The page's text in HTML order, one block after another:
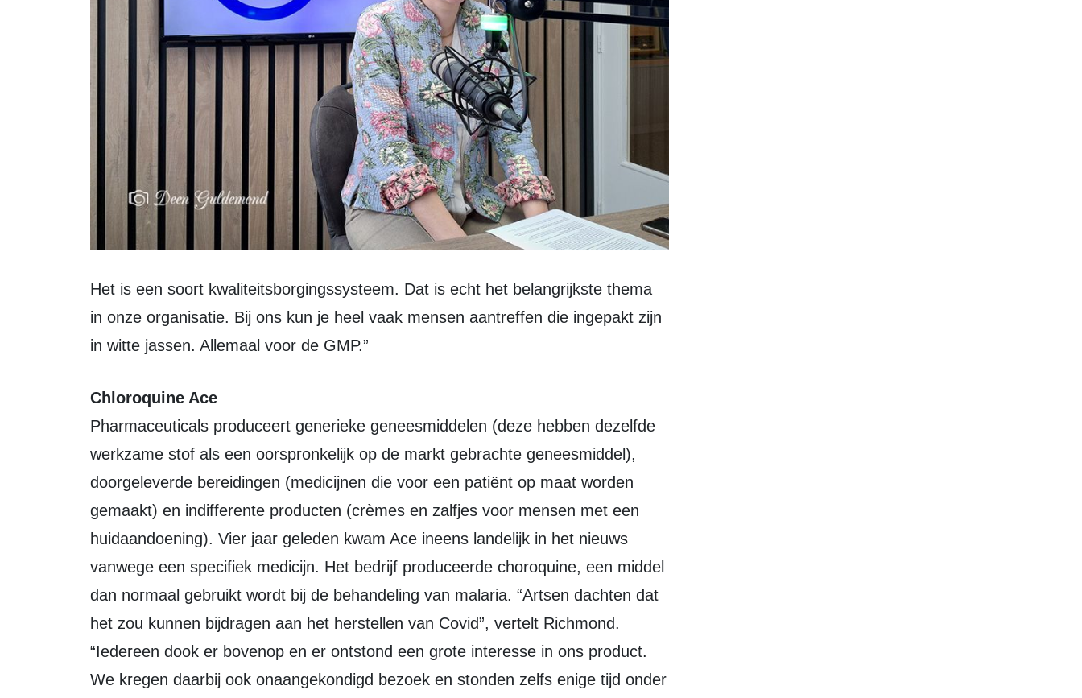
Het is een soort kwaliteitsborgingssysteem. Dat is echt het belangrijkste thema
in onze organisatie. Bij ons kun je heel vaak mensen aantreffen die ingepakt zijn
in witte jassen. Allemaal voor de GMP.”
Chloroquine Ace
Pharmaceuticals produceert generieke geneesmiddelen (deze hebben dezelfde
werkzame stof als een oorspronkelijk op de markt gebrachte geneesmiddel),
doorgeleverde bereidingen (medicijnen die voor een patiënt op maat worden
gemaakt) en indifferente producten (crèmes en zalfjes voor mensen met een
huidaandoening). Vier jaar geleden kwam Ace ineens landelijk in het nieuws
vanwege een specifiek medicijn. Het bedrijf produceerde choroquine, een middel
dan normaal gebruikt wordt bij de behandeling van malaria. “Artsen dachten dat
het zou kunnen bijdragen aan het herstellen van Covid”, vertelt Richmond.
“Iedereen dook er bovenop en er ontstond een grote interesse in ons product.
We kregen daarbij ook onaangekondigd bezoek en stonden zelfs enige tijd onder